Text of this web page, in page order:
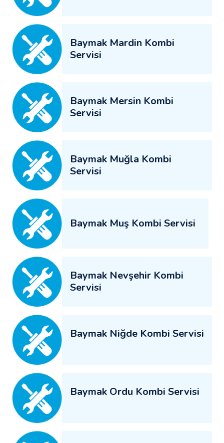
Baymak Mardin Kombi
Servisi
Baymak Mersin Kombi
Servisi
Baymak Muğla Kombi
Servisi
Baymak Muş Kombi Servisi
Baymak Nevşehir Kombi
Servisi
Baymak Niğde Kombi Servisi
Baymak Ordu Kombi Servisi